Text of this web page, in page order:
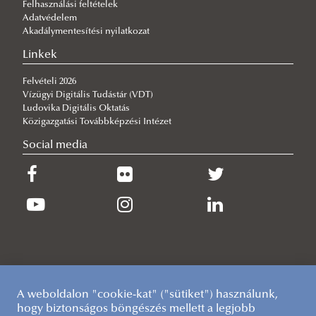
LIFE LOGOS 4 WATERS (LIFE20 CCA/HU/1604) project
Felhasználási feltételek
Adatvédelem
Akadálymentesítési nyilatkozat
Linkek
Felvételi 2026
Vízügyi Digitális Tudástár (VDT)
Ludovika Digitális Oktatás
Közigazgatási Továbbképzési Intézet
Social media
A weboldalon "cookie-kat" ("sütiket") használunk,
hogy biztonságos böngészés mellett a legjobb